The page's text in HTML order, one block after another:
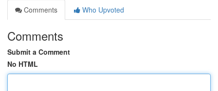
Comments
Who Upvoted
Comments
Submit a Comment
No HTML